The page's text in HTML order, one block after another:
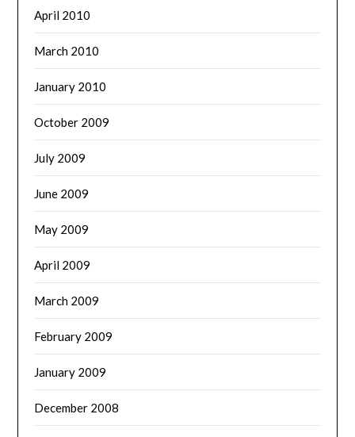
April 2010
March 2010
January 2010
October 2009
July 2009
June 2009
May 2009
April 2009
March 2009
February 2009
January 2009
December 2008